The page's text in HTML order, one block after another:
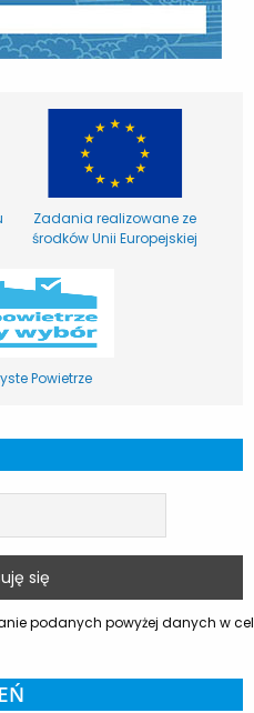
Zadania realizowane ze
środków Unii Europejskiej
Powietrze
podanych powyżej danych w